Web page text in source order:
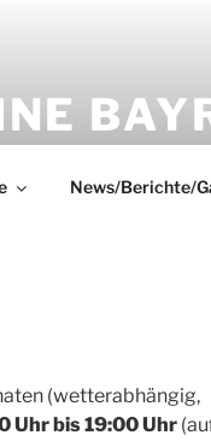
News/Berichte/
(wetterabhängig,
Uhr bis 19:00 Uhr